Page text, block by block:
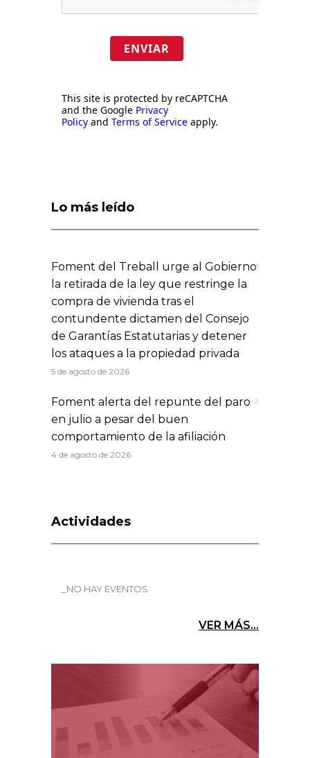
ENVIAR
This site is protected by reCAPTCHA
and the Google Privacy
Policy and Terms of Service apply.
Lo más leído
Foment del Treball urge al Gobierno
la retirada de la ley que restringe la
compra de vivienda tras el
contundente dictamen del Consejo
de Garantías Estatutarias y detener
los ataques a la propiedad privada
5 de agosto de 2026
Foment alerta del repunte del paro
en julio a pesar del buen
comportamiento de la afiliación
4 de agosto de 2026
Actividades
_NO HAY EVENTOS
VER MÁS...